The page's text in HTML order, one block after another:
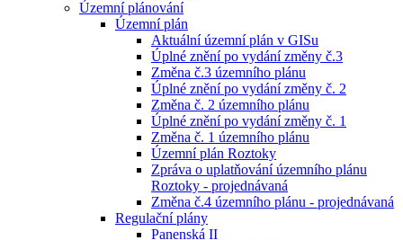
Územní plánování
Územní plán
Aktuální územní plán v GISu
Úplné znění po vydání změny č.3
Změna č.3 územního plánu
Úplné znění po vydání změny č. 2
Změna č. 2 územního plánu
Úplné znění po vydání změny č. 1
Změna č. 1 územního plánu
Územní plán Roztoky
Zpráva o uplatňování územního plánu
Roztoky - projednávaná
Změna č.4 územního plánu - projednávaná
Regulační plány
Panenská II